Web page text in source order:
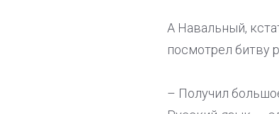
А Навальный,
посмотрел битву
– Получил